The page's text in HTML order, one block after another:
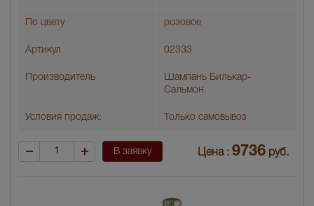
По цвету розовое
Артикул 02333
Производитель
Шампань Билькар-
Сальмон
Условия продаж: Только самовывоз
В заявку Цена : 9736 руб.